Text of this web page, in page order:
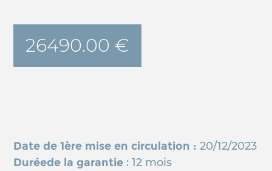
26490.00 €
Date de 1ère mise en circulation :20/12/2023
Duréede la garantie : 12 mois